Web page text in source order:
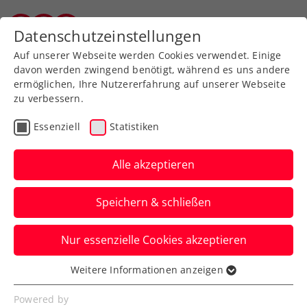
AllgemeineKlasse
Jugend
SeniorInnen
Meisterschaft wählen
Digital Campus Vorarlberg Tennisliga 2025 / Herren
Datenschutzeinstellungen
Auf unserer Webseite werden Cookies verwendet. Einige
davon werden zwingend benötigt, während es uns andere
ermöglichen, Ihre Nutzererfahrung auf unserer Webseite
zu verbessern.
Essenziell Statistiken
Alle akzeptieren
Speichern & schließen
Nur essenzielle Cookies akzeptieren
Essenziell
Essenzielle Cookies werden für grundlegende
Weitere Informationen anzeigen
Powered by